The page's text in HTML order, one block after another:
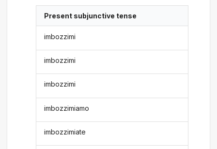
Present subjunctive tense
imbozzimi
imbozzimi
imbozzimi
imbozzimiamo
imbozzimiate